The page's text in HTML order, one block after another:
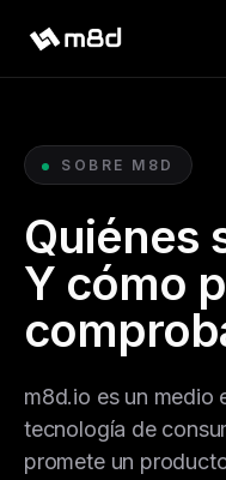
SOBRE M8D
Quiénes
Y cómo
m8d.io es un medio
tecnología de
promete un